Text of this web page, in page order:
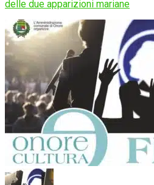
delle due apparizioni mariane